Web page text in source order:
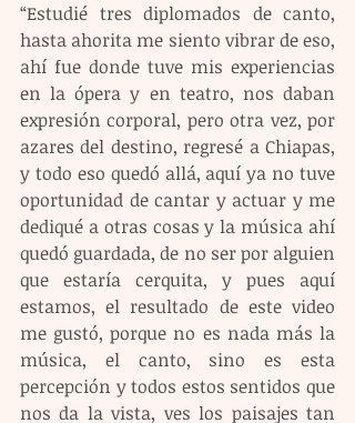
“Estudié tres diplomados de canto,
hasta ahorita me siento vibrar de eso,
ahí fue donde tuve mis experiencias
en la ópera y en teatro, nos daban
expresión corporal, pero otra vez, por
azares del destino, regresé a Chiapas,
y todo eso quedó allá, aquí ya no tuve
oportunidad de cantar y actuar y me
dediqué a otras cosas y la música ahí
quedó guardada, de no ser por alguien
que estaría cerquita, y pues aquí
estamos, el resultado de este video
me gustó, porque no es nada más la
música, el canto, sino es esta
percepción y todos estos sentidos que
nos da la vista, ves los paisajes tan